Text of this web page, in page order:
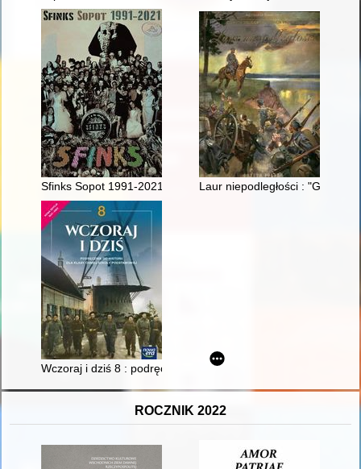
Sfinks Sopot 1991-2021 Laur niepodległości : "Gazeta
Wczoraj i dziś 8 : podręcznik do historii dla klasy ósmej szkoły
ROCZNIK 2022